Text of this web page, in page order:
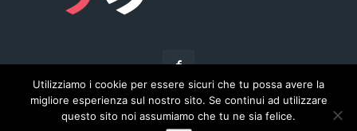
Utilizziamo i cookie per essere sicuri che tu possa avere la
migliore esperienza sul nostro sito. Se continui ad utilizzare
questo sito noi assumiamo che tu ne sia felice.